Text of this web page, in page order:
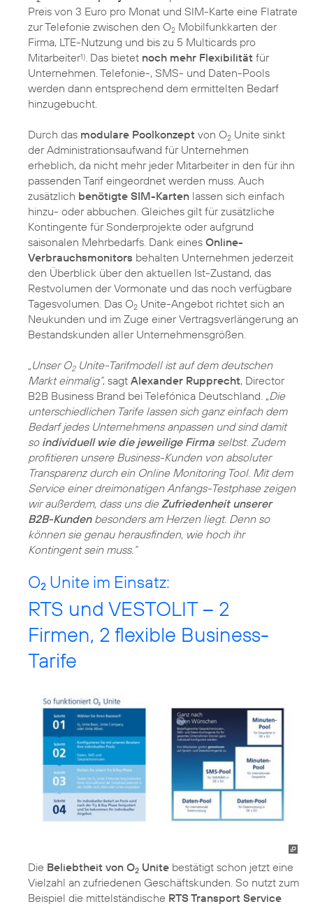
Preis von 3 Euro pro Monat und SIM-Karte eine Flatrate
zur Telefonie zwischen den O2 Mobilfunkkarten der
Firma, LTE-Nutzung und bis zu 5 Multicards pro
Mitarbeiter1). Das bietet noch mehr Flexibilität für
Unternehmen. Telefonie-, SMS- und Daten-Pools
werden dann entsprechend dem ermittelten Bedarf
hinzugebucht.
Durch das modulare Poolkonzept von O2 Unite sinkt
der Administrationsaufwand für Unternehmen
erheblich, da nicht mehr jeder Mitarbeiter in den für ihn
passenden Tarif eingeordnet werden muss. Auch
zusätzlich benötigte SIM-Karten lassen sich einfach
hinzu- oder abbuchen. Gleiches gilt für zusätzliche
Kontingente für Sonderprojekte oder aufgrund
saisonalen Mehrbedarfs. Dank eines Online-
Verbrauchsmonitors behalten Unternehmen jederzeit
den Überblick über den aktuellen Ist-Zustand, das
Restvolumen der Vormonate und das noch verfügbare
Tagesvolumen. Das O2 Unite-Angebot richtet sich an
Neukunden und im Zuge einer Vertragsverlängerung an
Bestandskunden aller Unternehmensgrößen.
„Unser O2Unite-Tarifmodell ist auf dem deutschen
Markt einmalig“, sagt Alexander Rupprecht, Director
B2B Business Brand bei Telefónica Deutschland. „Die
unterschiedlichen Tarife lassen sich ganz einfach dem
Bedarf jedes Unternehmens anpassen und sind damit
so individuell wie die jeweilige Firma selbst. Zudem
profitieren unsere Business-Kunden von absoluter
Transparenz durch ein Online Monitoring Tool. Mit dem
Service einer dreimonatigen Anfangs-Testphase zeigen
wir außerdem, dass uns dieZufriedenheit unserer
B2B-Kundenbesonders am Herzen liegt. Denn so
können sie genau herausfinden, wie hoch ihr
Kontingent sein muss.“
O2 Unite im Einsatz:
RTS und VESTOLIT – 2
Firmen, 2 flexible Business-
Tarife
Die Beliebtheit von O2 Unite bestätigt schon jetzt eine
Vielzahl an zufriedenen Geschäftskunden. So nutzt zum
Beispiel die mittelständische RTS Transport Service